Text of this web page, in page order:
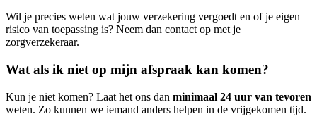
Wil je precies weten wat jouw verzekering vergoedt en of je eigen
risico van toepassing is? Neem dan contact op met je
zorgverzekeraar.
Wat als ik niet op mijn afspraak kan komen?
Kun je niet komen? Laat het ons dan minimaal 24 uur van tevoren
weten. Zo kunnen we iemand anders helpen in de vrijgekomen tijd.